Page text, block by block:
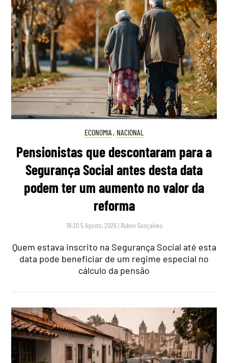
ECONOMIA , NACIONAL
Pensionistas que descontaram para a
Segurança Social antes desta data
podem ter um aumento no valor da
reforma
18:30 5 Agosto, 2026 | Rubén Gonçalves
Quem estava inscrito na Segurança Social até esta
data pode beneficiar de um regime especial no
cálculo da pensão